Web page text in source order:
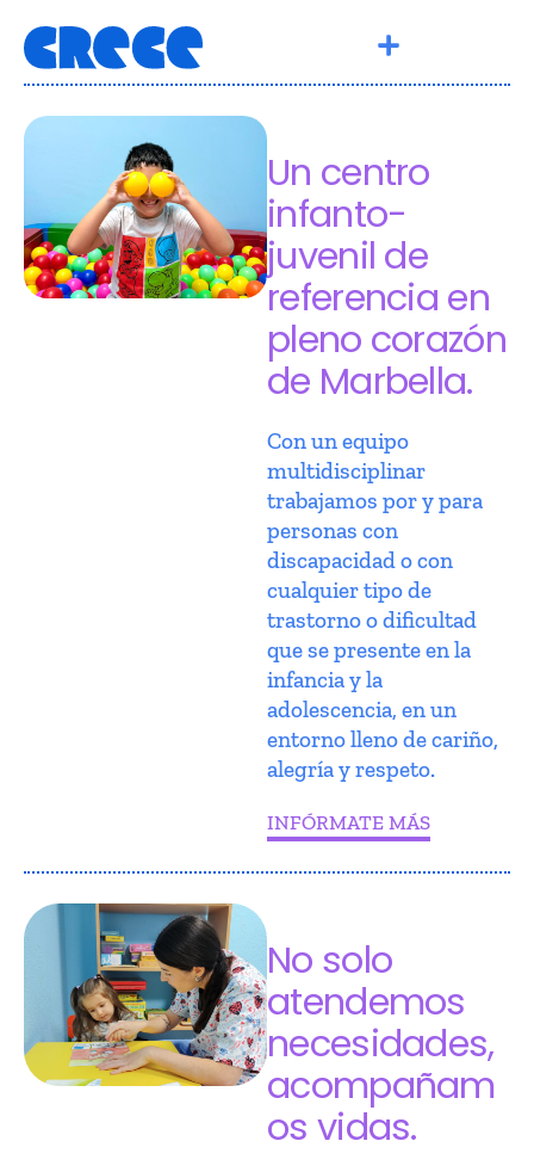
Un centro
infanto-
juvenil de
referencia en
pleno corazón
de Marbella.
Con un equipo
multidisciplinar
trabajamos por y para
personas con
discapacidad o con
cualquier tipo de
trastorno o dificultad
que se presente en la
infancia y la
adolescencia, en un
entorno lleno de cariño,
alegría y respeto.
INFÓRMATE MÁS
No solo
atendemos
necesidades,
acompañam
os vidas.